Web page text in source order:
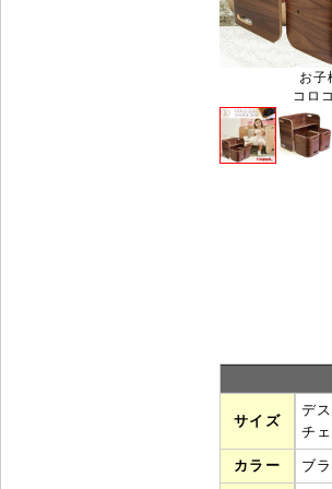
お子
コロ
サイズ
デ
チ
カラー ブ